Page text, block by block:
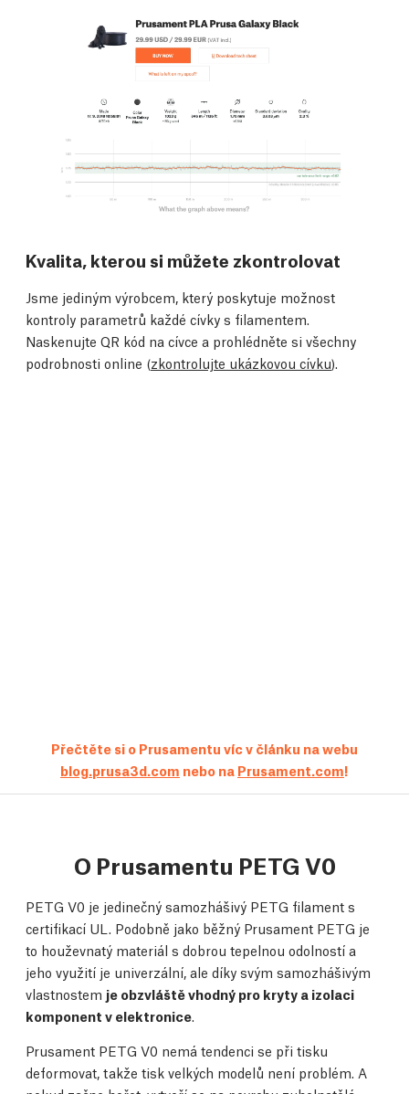
Kvalita, kterou si můžete zkontrolovat
Jsme jediným výrobcem, který poskytuje možnost
kontroly parametrů každé cívky s filamentem.
Naskenujte QR kód na cívce a prohlédněte si všechny
podrobnosti online (zkontrolujte ukázkovou cívku).
Přečtěte si o Prusamentu víc v článku na webu
blog.prusa3d.com nebo na Prusament.com!
O Prusamentu PETG V0
PETG V0 je jedinečný samozhášivý PETG filament s
certifikací UL. Podobně jako běžný Prusament PETG je
to houževnatý materiál s dobrou tepelnou odolností a
jeho využití je univerzální, ale díky svým samozhášivým
vlastnostem je obzvláště vhodný pro kryty a izolaci
komponent v elektronice.
Prusament PETG V0 nemá tendenci se při tisku
deformovat, takže tisk velkých modelů není problém. A